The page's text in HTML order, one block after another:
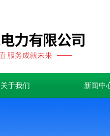
关于我们 新闻中